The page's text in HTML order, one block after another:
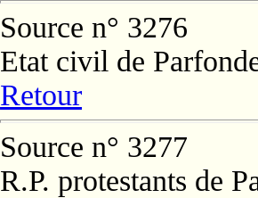
Source n° 3276
Etat civil de
Retour
Source n° 3277
R.P. protestants de